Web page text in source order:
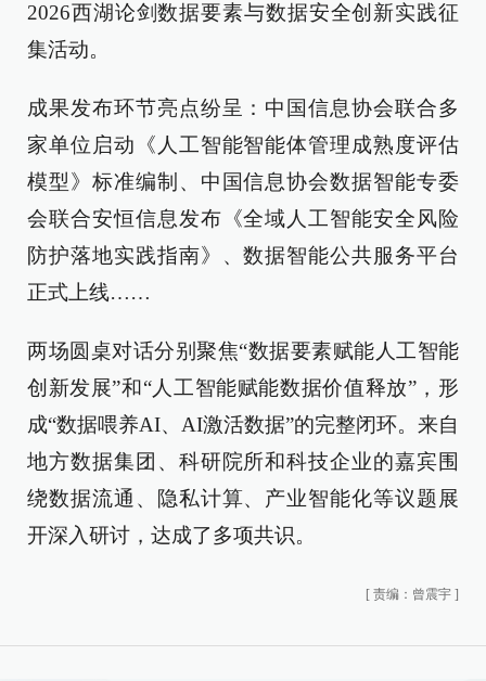
2026西湖论剑数据要素与数据安全创新实践征
集活动。
成果发布环节亮点纷呈：中国信息协会联合多
家单位启动《人工智能智能体管理成熟度评估
模型》标准编制、中国信息协会数据智能专委
会联合安恒信息发布《全域人工智能安全风险
防护落地实践指南》、数据智能公共服务平台
正式上线……
两场圆桌对话分别聚焦“数据要素赋能人工智能
创新发展”和“人工智能赋能数据价值释放”，形
成“数据喂养AI、AI激活数据”的完整闭环。来自
地方数据集团、科研院所和科技企业的嘉宾围
绕数据流通、隐私计算、产业智能化等议题展
开深入研讨，达成了多项共识。
[ 责编：曾震宇 ]